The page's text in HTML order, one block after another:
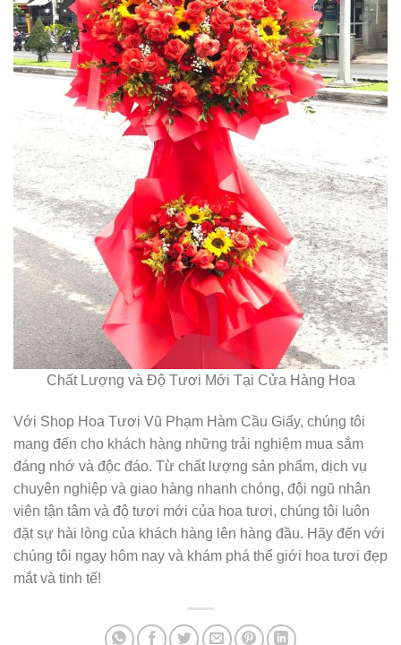
Chất Lượng và Độ Tươi Mới Tại Cửa Hàng Hoa
Với Shop Hoa Tươi Vũ Phạm Hàm Cầu Giấy, chúng tôi
mang đến cho khách hàng những trải nghiệm mua sắm
đáng nhớ và độc đáo. Từ chất lượng sản phẩm, dịch vụ
chuyên nghiệp và giao hàng nhanh chóng, đội ngũ nhân
viên tận tâm và độ tươi mới của hoa tươi, chúng tôi luôn
đặt sự hài lòng của khách hàng lên hàng đầu. Hãy đến với
chúng tôi ngay hôm nay và khám phá thế giới hoa tươi đẹp
mắt và tinh tế!